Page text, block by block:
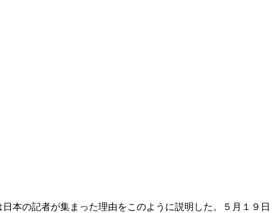
本の記者が集まった理由をこのように説明した。５月１９日